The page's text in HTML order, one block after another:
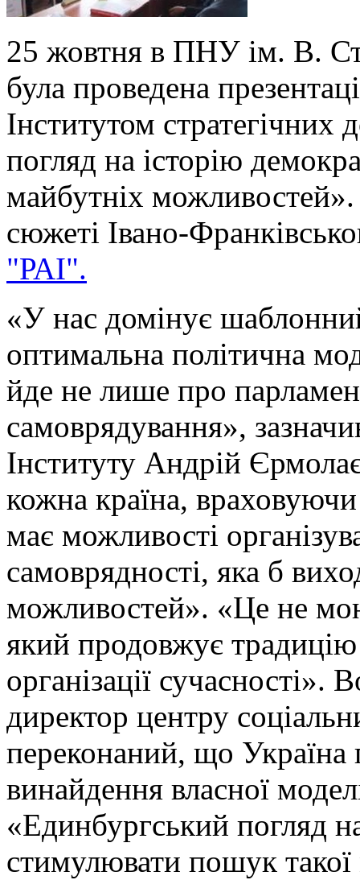
25 жовтня в ПНУ ім. В.
була проведена
Інститутом
погляд на історію
майбутніх
сюжеті Івано-
"РАІ".
«У нас домінує
оптимальна політична
йде не лише про
самоврядування»,
Інституту Андрій
кожна країна,
має можливості
самоврядності, яка б
можливостей». «Це не
який продовжує традицію
організації
директор центру
переконаний, що Україна
винайдення власної
«Единбургський погляд
стимулювати пошук такої